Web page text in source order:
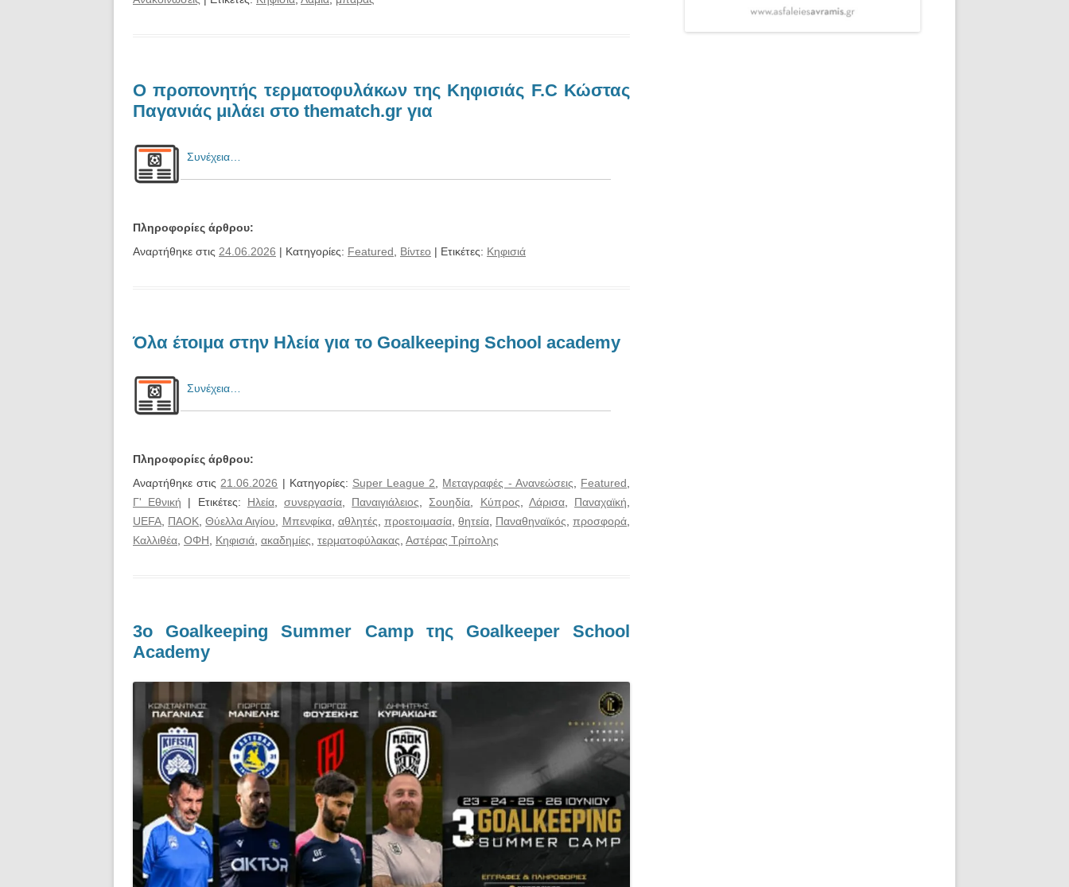
Ο προπονητής τερματοφυλάκων της Κηφισιάς F.C Κώστας
Παγανιάς μιλάει στο thematch.gr για
Συνέχεια…
Πληροφορίες άρθρου:
Αναρτήθηκε στις 24.06.2026 | Κατηγορίες: Featured Βίντεο | Ετικέτες: Κηφισιά
Όλα έτοιμα στην Ηλεία για το Goalkeeping School academy
Συνέχεια…
Πληροφορίες άρθρου:
Αναρτήθηκε στις 21.06.2026 | Κατηγορίες: Super League 2 Μεταγραφές - Ανανεώσεις Featured
Γ' Εθνική | Ετικέτες: Ηλεία,συνεργασία Παναιγιάλειος Σουηδία Κύπρος Λάρισα, Παναχαϊκή
UEFA ΠΑΟΚ ,Θύελλα Αιγίου Μπενφίκα, αθλητές προετοιμασία, θητεία, Παναθηναϊκός ,προσφορά
Καλλιθέα ΟΦΗ Κηφισιά ακαδημίες τερματοφύλακας Αστέρας Τρίπολης
3ο Goalkeeping Summer Camp της Goalkeeper School
Academy